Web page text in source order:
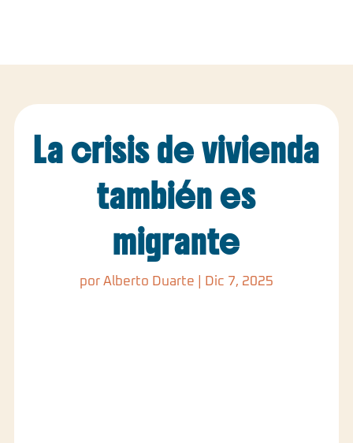
La crisis de vivienda
también es
migrante
por Alberto Duarte Dic 7, 2025